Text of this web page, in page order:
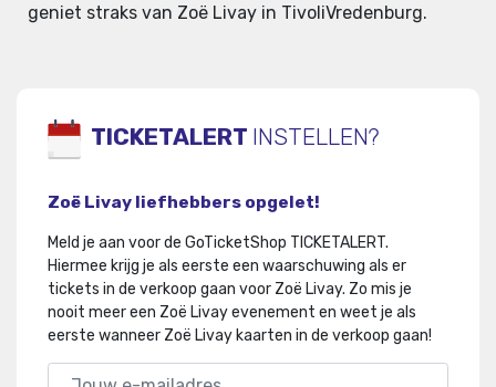
geniet straks van Zoë Livay in TivoliVredenburg.
TICKETALERT INSTELLEN?
Zoë Livay liefhebbers opgelet!
Meld je aan voor de GoTicketShop TICKETALERT.
Hiermee krijg je als eerste een waarschuwing als er
tickets in de verkoop gaan voor Zoë Livay. Zo mis je
nooit meer een Zoë Livay evenement en weet je als
eerste wanneer Zoë Livay kaarten in de verkoop gaan!